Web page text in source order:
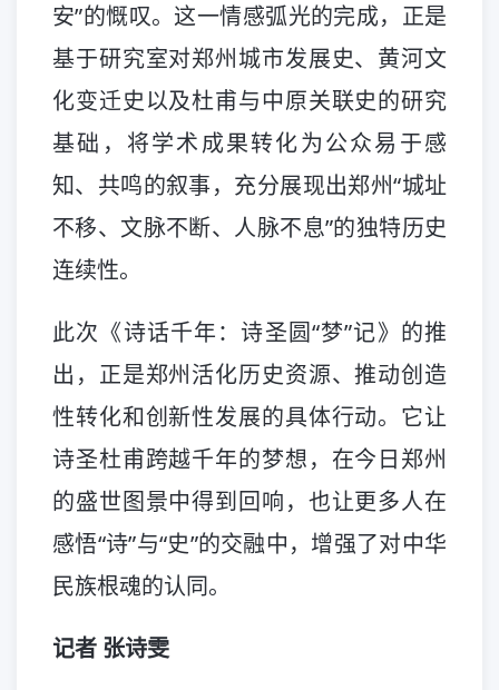
安”的慨叹。这一情感弧光的完成，正是
基于研究室对郑州城市发展史、黄河文
化变迁史以及杜甫与中原关联史的研究
基础，将学术成果转化为公众易于感
知、共鸣的叙事，充分展现出郑州“城址
不移、文脉不断、人脉不息”的独特历史
连续性。
此次《诗话千年：诗圣圆“梦”记》的推
出，正是郑州活化历史资源、推动创造
性转化和创新性发展的具体行动。它让
诗圣杜甫跨越千年的梦想，在今日郑州
的盛世图景中得到回响，也让更多人在
感悟“诗”与“史”的交融中，增强了对中华
民族根魂的认同。
记者 张诗雯